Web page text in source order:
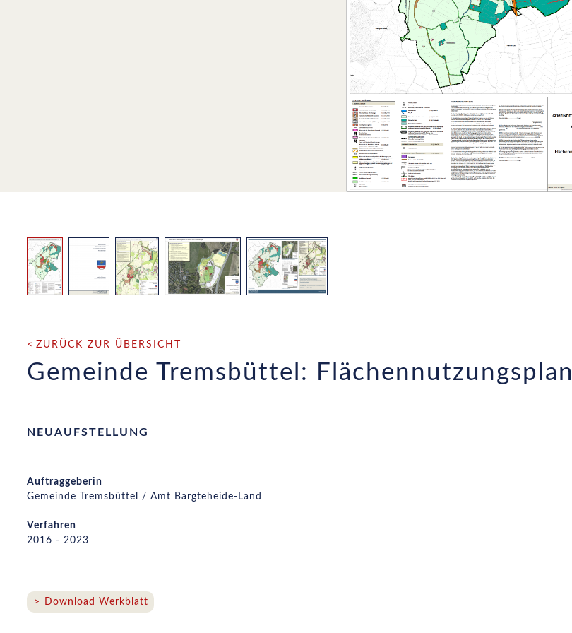
ZURÜCK ZUR ÜBERSICHT
Gemeinde Tremsbüttel: Flächennutzungsplan
NEUAUFSTELLUNG
Auftraggeberin
Gemeinde Tremsbüttel / Amt Bargteheide-Land
Verfahren
2016 - 2023
Download Werkblatt